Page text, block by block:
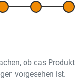
ob das
vorgesehen ist.